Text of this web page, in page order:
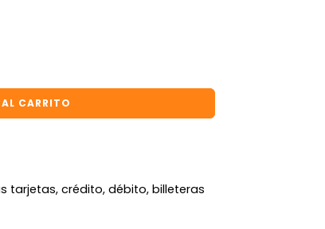
110 MM C/BRIDA ACQUA SISTEM cantidad
CARRITO
tarjetas, crédito, débito, billeteras